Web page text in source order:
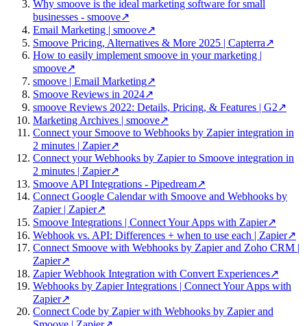
Why smoove is the ideal marketing software for small
businesses - smoove↗
Email Marketing | smoove↗
Smoove Pricing, Alternatives & More 2025 | Capterra↗
How to easily implement smoove in your marketing |
smoove↗
smoove | Email Marketing↗
Smoove Reviews in 2024↗
smoove Reviews 2022: Details, Pricing, & Features | G2↗
Marketing Archives | smoove↗
Connect your Smoove to Webhooks by Zapier integration in
2 minutes | Zapier↗
Connect your Webhooks by Zapier to Smoove integration in
2 minutes | Zapier↗
Smoove API Integrations - Pipedream↗
Connect Google Calendar with Smoove and Webhooks by
Zapier | Zapier↗
Smoove Integrations | Connect Your Apps with Zapier↗
Webhook vs. API: Differences + when to use each | Zapier↗
Connect Smoove with Webhooks by Zapier and Zoho CRM |
Zapier↗
Zapier Webhook Integration with Convert Experiences↗
Webhooks by Zapier Integrations | Connect Your Apps with
Zapier↗
Connect Code by Zapier with Webhooks by Zapier and